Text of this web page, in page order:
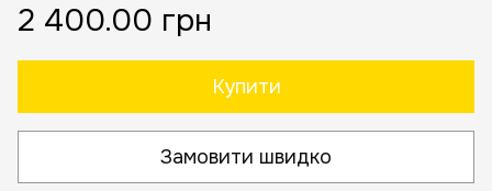
2 400.00 грн
Купити
Замовити швидко